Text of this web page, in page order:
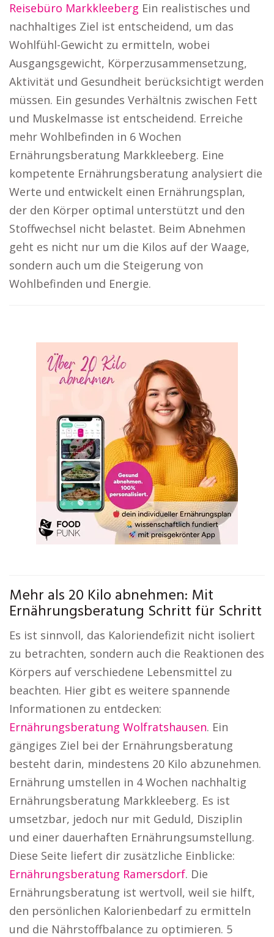
Reisebüro Markkleeberg Ein realistisches und
nachhaltiges Ziel ist entscheidend, um das
Wohlfühl-Gewicht zu ermitteln, wobei
Ausgangsgewicht, Körperzusammensetzung,
Aktivität und Gesundheit berücksichtigt werden
müssen. Ein gesundes Verhältnis zwischen Fett
und Muskelmasse ist entscheidend. Erreiche
mehr Wohlbefinden in 6 Wochen
Ernährungsberatung Markkleeberg. Eine
kompetente Ernährungsberatung analysiert die
Werte und entwickelt einen Ernährungsplan,
der den Körper optimal unterstützt und den
Stoffwechsel nicht belastet. Beim Abnehmen
geht es nicht nur um die Kilos auf der Waage,
sondern auch um die Steigerung von
Wohlbefinden und Energie.
Mehr als 20 Kilo abnehmen: Mit
Ernährungsberatung Schritt für Schritt
Es ist sinnvoll, das Kaloriendefizit nicht isoliert
zu betrachten, sondern auch die Reaktionen des
Körpers auf verschiedene Lebensmittel zu
beachten. Hier gibt es weitere spannende
Informationen zu entdecken:
Ernährungsberatung Wolfratshausen. Ein
gängiges Ziel bei der Ernährungsberatung
besteht darin, mindestens 20 Kilo abzunehmen.
Ernährung umstellen in 4 Wochen nachhaltig
Ernährungsberatung Markkleeberg. Es ist
umsetzbar, jedoch nur mit Geduld, Disziplin
und einer dauerhaften Ernährungsumstellung.
Diese Seite liefert dir zusätzliche Einblicke:
Ernährungsberatung Ramersdorf. Die
Ernährungsberatung ist wertvoll, weil sie hilft,
den persönlichen Kalorienbedarf zu ermitteln
und die Nährstoffbalance zu optimieren. 5